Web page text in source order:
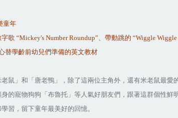
童年
字歌 “Mickey's Number Roundup”、帶動跳的 “Wiggle
替學齡前幼兒們準備的英文教材
鼠」和「唐老鴨」，除了這兩位主角外，還有米老鼠最
的寵物狗狗「布魯托」等人氣好朋友們，跟著這群個性
習，留下童年最美好的回憶。